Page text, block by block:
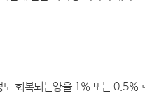
회복되는양을 1% 또는 0.5%